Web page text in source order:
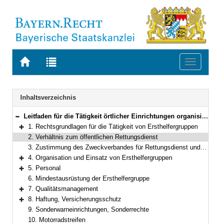
Zur
BAYERN.RECHT
Zur
letzten
Suche
Toggle
Navigation
Inhaltsverzeichnis
Bereich reduzieren
Leitfaden für die Tätigkeit örtlicher Einrichtungen organisierter Erster Hilfe (Ersthelfergruppen) in Bayern
Bereich erweitern
1. Rechtsgrundlagen für die Tätigkeit von Ersthelfergruppen
2. Verhältnis zum öffentlichen Rettungsdienst
3. Zustimmung des Zweckverbandes für Rettungsdienst und Feuerwehralarmierung zur Alarmierung von örtlichen Einrichtungen der organisierten Ersten Hilfe
Bereich erweitern
4. Organisation und Einsatz von Ersthelfergruppen
Bereich erweitern
5. Personal
6. Mindestausrüstung der Ersthelfergruppe
Bereich erweitern
7. Qualitätsmanagement
Bereich erweitern
8. Haftung, Versicherungsschutz
9. Sonderwarneinrichtungen, Sonderrechte
10. Motorradstreifen